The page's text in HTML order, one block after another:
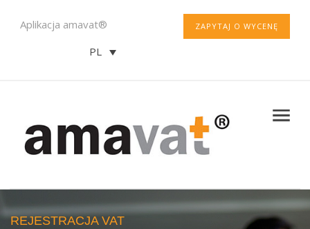
ZAPYTAJ O WYCENĘ
Aplikacja amavat®
PL
REJESTRACJA VAT